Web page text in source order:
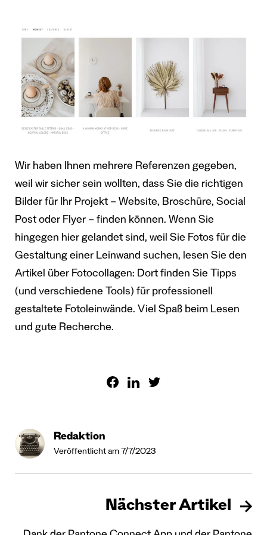
Wir haben Ihnen mehrere Referenzen gegeben,
weil wir sicher sein wollten, dass Sie die richtigen
Bilder für Ihr Projekt – Website, Broschüre, Social
Post oder Flyer – finden können. Wenn Sie
hingegen hier gelandet sind, weil Sie Fotos für die
Gestaltung einer Leinwand suchen, lesen Sie den
Artikel über Fotocollagen: Dort finden Sie Tipps
(und verschiedene Tools) für professionell
gestaltete Fotoleinwände. Viel Spaß beim Lesen
und gute Recherche.
Redaktion
Veröffentlicht am 7/7/2023
Nächster Artikel